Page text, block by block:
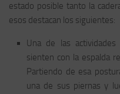
estado posible tanto la
esos destacan los siguientes:
Una de las
sienten con la espalda
Partiendo de esa
una de sus piernas y